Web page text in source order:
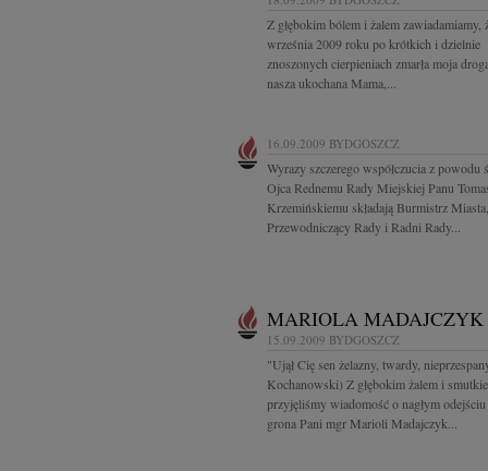
Z głębokim bólem i żalem zawiadamiamy,
września 2009 roku po krótkich i dzielnie
znoszonych cierpieniach zmarła moja
nasza ukochana Mama,...
16.09.2009 BYDGOSZCZ
Wyrazy szczerego współczucia z powodu
Ojca Rednemu Rady Miejskiej Panu
Krzemińskiemu składają Burmistrz Miasta,
Przewodniczący Rady i Radni Rady...
MARIOLA MADAJCZYK
15.09.2009 BYDGOSZCZ
"Ujął Cię sen żelazny, twardy,
Kochanowski) Z głębokim żalem i
przyjęliśmy wiadomość o nagłym odejściu
grona Pani mgr Marioli Madajczyk...